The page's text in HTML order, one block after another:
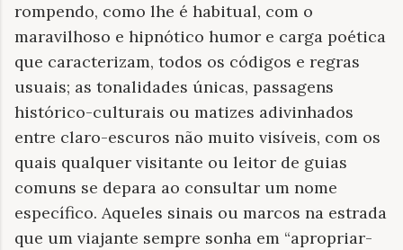
rompendo, como lhe é habitual, com o
maravilhoso e hipnótico humor e carga poética
que caracterizam, todos os códigos e regras
usuais; as tonalidades únicas, passagens
histórico-culturais ou matizes adivinhados
entre claro-escuros não muito visíveis, com os
quais qualquer visitante ou leitor de guias
comuns se depara ao consultar um nome
específico. Aqueles sinais ou marcos na estrada
que um viajante sempre sonha em “apropriar-